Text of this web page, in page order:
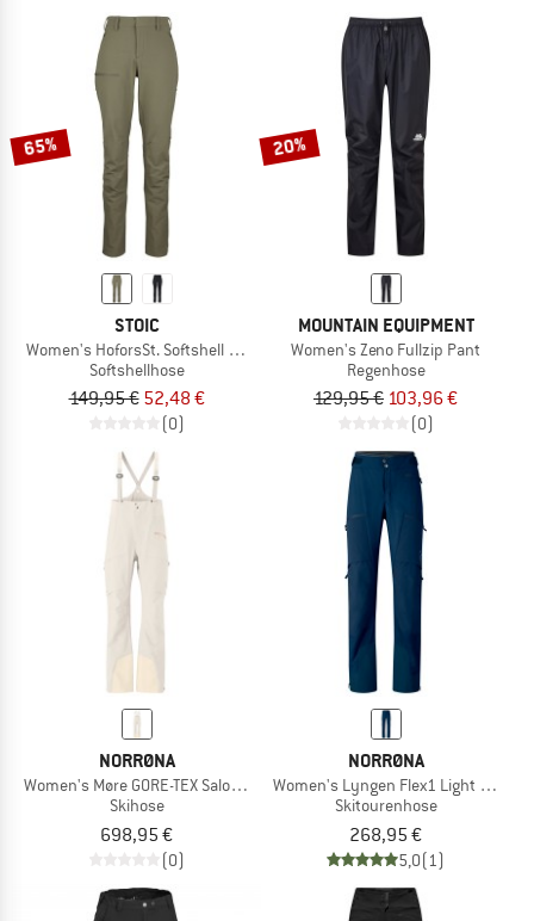
65%
STOIC
Women's HoforsSt. Softshell Pants
Softshellhose
149,95 € 52,48 €
(0)
20%
MOUNTAIN EQUIPMENT
Women's Zeno Fullzip Pant
Regenhose
129,95 € 103,96 €
(0)
NORRØNA
Women's Møre GORE-TEX Salopette
Skihose
698,95 €
(0)
NORRØNA
Women's Lyngen Flex1 Light Pants
Skitourenhose
268,95 €
5,0(1)